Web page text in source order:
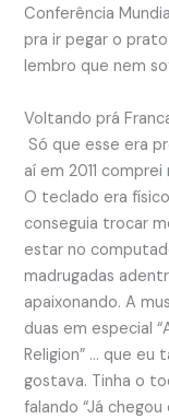
Conferência
pra ir pegar o
lembro que nem
Voltando prá
Só que esse era
aí em 2011
O teclado era
conseguia trocar
estar no
madrugadas
apaixonando. A
duas em especial
Religion” … que eu
gostava. Tinha o
falando “Já